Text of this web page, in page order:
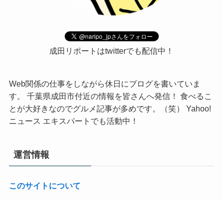
成田リポートはtwitterでも配信中！
Web関係の仕事をしながら休日にブログを書いていま
す。 千葉県成田市付近の情報を皆さんへ発信！ 食べるこ
とが大好きなのでグルメ記事が多めです。（笑） Yahoo!
ニュース エキスパートでも活動中！
運営情報
このサイトについて